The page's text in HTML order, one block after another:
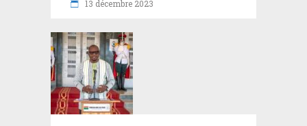
13 décembre 2023